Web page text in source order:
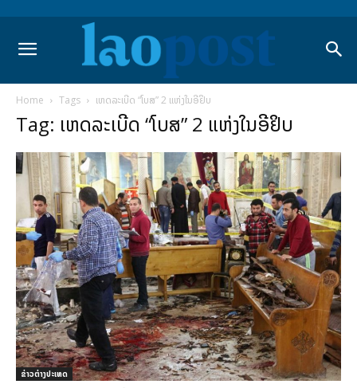
Home Tags ເຫດລະເບີດ “ໂບສ” 2 ແຫ່ງໃນອີຢິບ
Tag: ເຫດລະເບີດ “ໂບສ” 2 ແຫ່ງໃນອີຢິບ
ຂ່າວຕ່າງປະເທດ